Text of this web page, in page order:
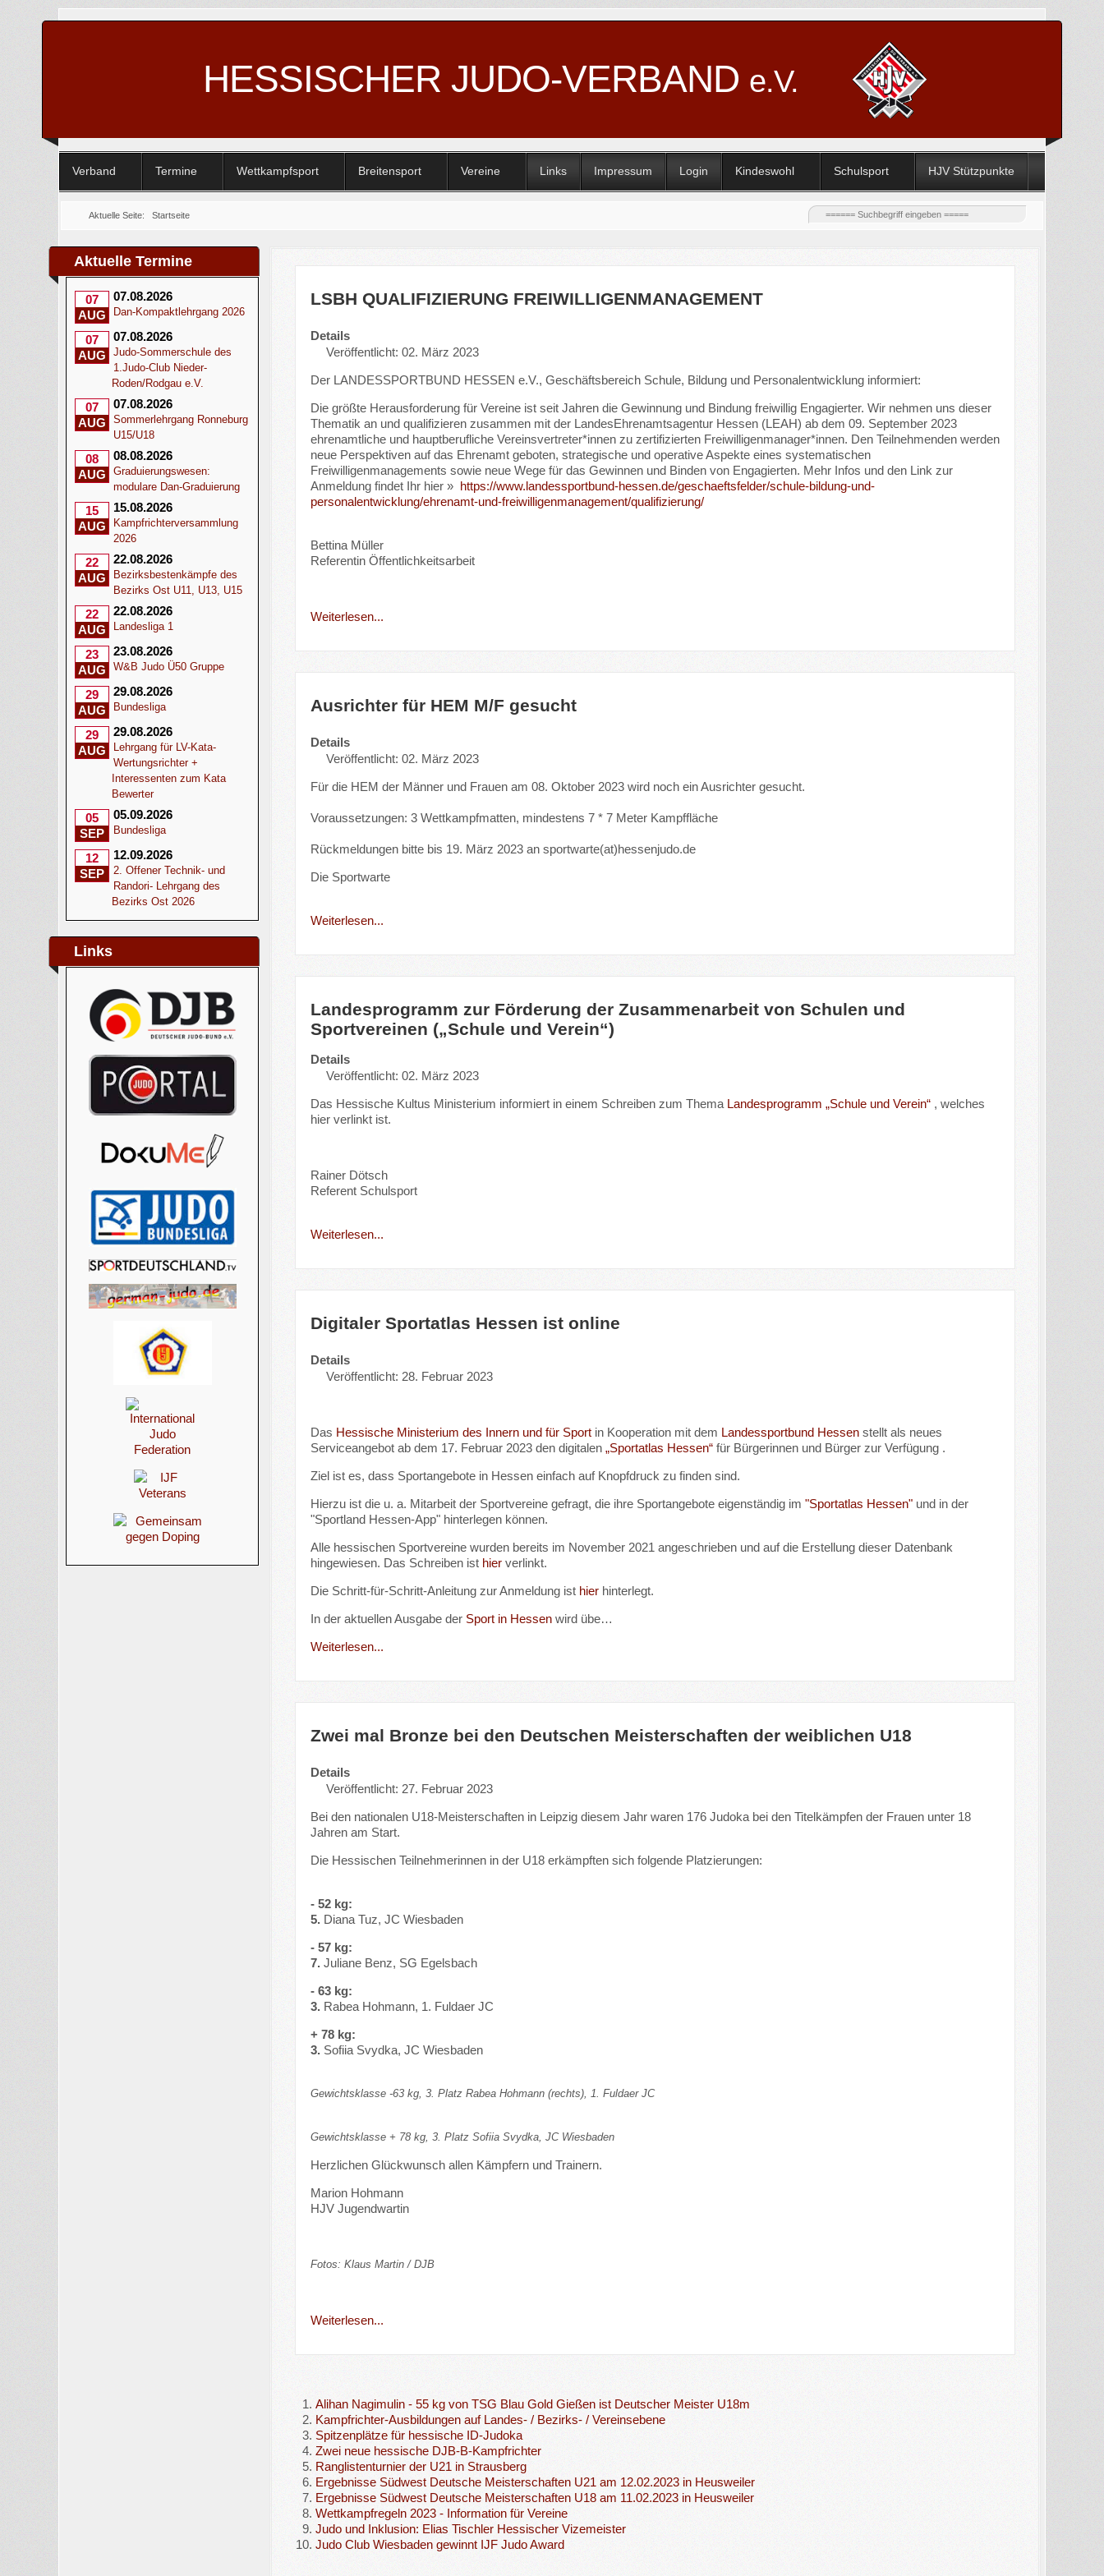
HESSISCHER JUDO-VERBAND e.V.
Verband Termine Wettkampfsport Breitensport Vereine Links Impressum Login Kindeswohl Schulsport HJV Stützpunkte
Aktuelle Seite:Startseite
Aktuelle Termine
07
AUG
07.08.2026
Dan-Kompaktlehrgang 2026
07
AUG
07.08.2026
Judo-Sommerschule des
1.Judo-Club Nieder-
Roden/Rodgau e.V.
07
AUG
07.08.2026
Sommerlehrgang Ronneburg
U15/U18
08
AUG
08.08.2026
Graduierungswesen:
modulare Dan-Graduierung
15
AUG
15.08.2026
Kampfrichterversammlung
2026
22
AUG
22.08.2026
Bezirksbestenkämpfe des
Bezirks Ost U11, U13, U15
22
AUG
22.08.2026
Landesliga 1
23
AUG
23.08.2026
W&B Judo Ü50 Gruppe
29
AUG
29.08.2026
Bundesliga
29
AUG
29.08.2026
Lehrgang für LV-Kata-
Wertungsrichter +
Interessenten zum Kata
Bewerter
05
SEP
05.09.2026
Bundesliga
12
SEP
12.09.2026
2. Offener Technik- und
Randori- Lehrgang des
Bezirks Ost 2026
Links
LSBH QUALIFIZIERUNG FREIWILLIGENMANAGEMENT
Details
Veröffentlicht: 02. März 2023
Der LANDESSPORTBUND HESSEN e.V., Geschäftsbereich Schule, Bildung und Personalentwicklung informiert:
Die größte Herausforderung für Vereine ist seit Jahren die Gewinnung und Bindung freiwillig Engagierter. Wir nehmen uns dieser
Thematik an und qualifizieren zusammen mit der LandesEhrenamtsagentur Hessen (LEAH) ab dem 09. September 2023
ehrenamtliche und hauptberufliche Vereinsvertreter*innen zu zertifizierten Freiwilligenmanager*innen. Den Teilnehmenden werden
neue Perspektiven auf das Ehrenamt geboten, strategische und operative Aspekte eines systematischen
Freiwilligenmanagements sowie neue Wege für das Gewinnen und Binden von Engagierten. Mehr Infos und den Link zur
Anmeldung findet Ihr hier » https://www.landessportbund-hessen.de/geschaeftsfelder/schule-bildung-und-
personalentwicklung/ehrenamt-und-freiwilligenmanagement/qualifizierung/
Bettina Müller
Referentin Öffentlichkeitsarbeit
Weiterlesen...
Ausrichter für HEM M/F gesucht
Details
Veröffentlicht: 02. März 2023
Für die HEM der Männer und Frauen am 08. Oktober 2023 wird noch ein Ausrichter gesucht.
Voraussetzungen: 3 Wettkampfmatten, mindestens 7 * 7 Meter Kampffläche
Rückmeldungen bitte bis 19. März 2023 an sportwarte(at)hessenjudo.de
Die Sportwarte
Weiterlesen...
Landesprogramm zur Förderung der Zusammenarbeit von Schulen und
Sportvereinen („Schule und Verein“)
Details
Veröffentlicht: 02. März 2023
Das Hessische Kultus Ministerium informiert in einem Schreiben zum Thema Landesprogramm „Schule und Verein“, welches
hier verlinkt ist.
Rainer Dötsch
Referent Schulsport
Weiterlesen...
Digitaler Sportatlas Hessen ist online
Details
Veröffentlicht: 28. Februar 2023
Das Hessische Ministerium des Innern und für Sportin Kooperation mit dem Landessportbund Hessenstellt als neues
Serviceangebot ab dem 17. Februar 2023 den digitalen „Sportatlas Hessen“für Bürgerinnen und Bürger zur Verfügung .
Ziel ist es, dass Sportangebote in Hessen einfach auf Knopfdruck zu finden sind.
Hierzu ist die u. a. Mitarbeit der Sportvereine gefragt, die ihre Sportangebote eigenständig im "Sportatlas Hessen"und in der
"Sportland Hessen-App" hinterlegen können.
Alle hessischen Sportvereine wurden bereits im November 2021 angeschrieben und auf die Erstellung dieser Datenbank
hingewiesen. Das Schreiben ist hierverlinkt.
Die Schritt-für-Schritt-Anleitung zur Anmeldung ist hierhinterlegt.
In der aktuellen Ausgabe der Sport in Hessenwird übe…
Weiterlesen...
Zwei mal Bronze bei den Deutschen Meisterschaften der weiblichen U18
Details
Veröffentlicht: 27. Februar 2023
Bei den nationalen U18-Meisterschaften in Leipzig diesem Jahr waren 176 Judoka bei den Titelkämpfen der Frauen unter 18
Jahren am Start.
Die Hessischen Teilnehmerinnen in der U18 erkämpften sich folgende Platzierungen:
- 52 kg:
5.Diana Tuz, JC Wiesbaden
- 57 kg:
7.Juliane Benz, SG Egelsbach
- 63 kg:
3.Rabea Hohmann, 1. Fuldaer JC
+ 78 kg:
3.Sofiia Svydka, JC Wiesbaden
Gewichtsklasse -63 kg, 3. Platz Rabea Hohmann (rechts), 1. Fuldaer JC
Gewichtsklasse + 78 kg, 3. Platz Sofiia Svydka, JC Wiesbaden
Herzlichen Glückwunsch allen Kämpfern und Trainern.
Marion Hohmann
HJV Jugendwartin
Fotos: Klaus Martin / DJB
Weiterlesen...
Alihan Nagimulin - 55 kg von TSG Blau Gold Gießen ist Deutscher Meister U18m
Kampfrichter-Ausbildungen auf Landes- / Bezirks- / Vereinsebene
Spitzenplätze für hessische ID-Judoka
Zwei neue hessische DJB-B-Kampfrichter
Ranglistenturnier der U21 in Strausberg
Ergebnisse Südwest Deutsche Meisterschaften U21 am 12.02.2023 in Heusweiler
Ergebnisse Südwest Deutsche Meisterschaften U18 am 11.02.2023 in Heusweiler
Wettkampfregeln 2023 - Information für Vereine
Judo und Inklusion: Elias Tischler Hessischer Vizemeister
Judo Club Wiesbaden gewinnt IJF Judo Award